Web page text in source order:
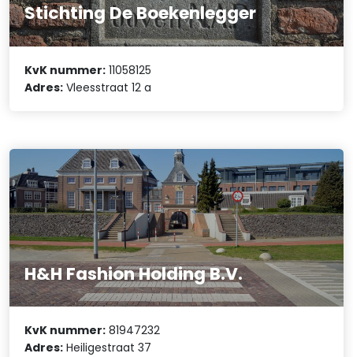
Stichting De Boekenlegger
KvK nummer: 11058125
Adres: Vleesstraat 12 a
H&H Fashion Holding B.V.
KvK nummer: 81947232
Adres: Heiligestraat 37